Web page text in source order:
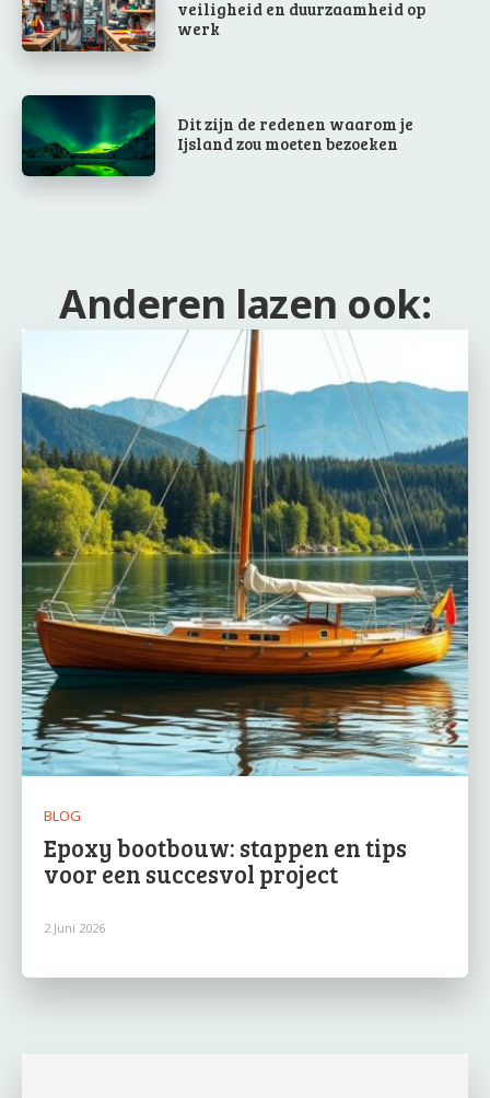
veiligheid en duurzaamheid op
werk
Dit zijn de redenen waarom je
Ijsland zou moeten bezoeken
Anderen lazen ook:
BLOG
Epoxy bootbouw: stappen en tips
voor een succesvol project
2 Juni 2026